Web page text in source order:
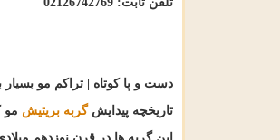
دست و پا کوتاه | تراکم مو بسیار
تاریخچه پیدایش گربه بریتیش مو